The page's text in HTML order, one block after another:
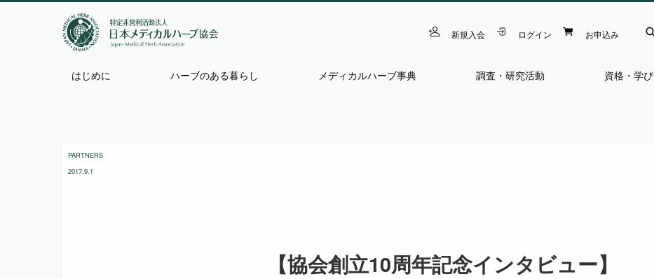
新規入会 ログイン お申込み
はじめに ハーブのある暮らし メディカルハーブ事典 調査・研究活動 資格・学び
PARTNERS
2017.9.1
【協会創立10周年記念インタビュー】